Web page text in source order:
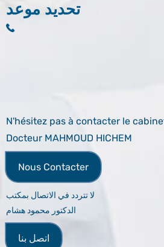
تحديد موعد
N'hésitez pas à contacter le
Docteur MAHMOUD HICHEM
Nous Contacter
لا تتردد في الاتصال بمكتب
الدكتور محمود هشام
اتصل بنا